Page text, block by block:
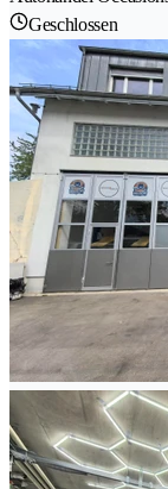
Geschlossen